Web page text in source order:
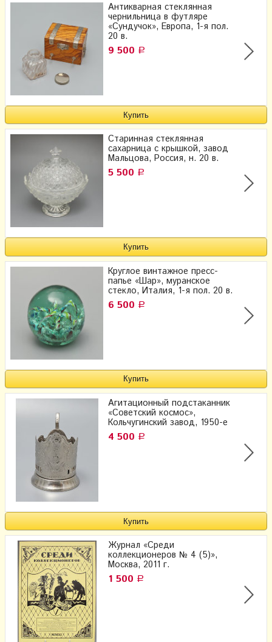
Антикварная стеклянная
чернильница в футляре
«Сундучок», Европа, 1-я пол.
20 в.
9 500 Р
Старинная стеклянная
сахарница с крышкой, завод
Мальцова, Россия, н. 20 в.
5 500 Р
Круглое винтажное пресс-
папье «Шар», муранское
стекло, Италия, 1-я пол. 20 в.
6 500 Р
Агитационный подстаканник
«Советский космос»,
Кольчугинский завод, 1950-е
4 500 Р
Журнал «Среди
коллекционеров № 4 (5)»,
Москва, 2011 г.
1 500 Р